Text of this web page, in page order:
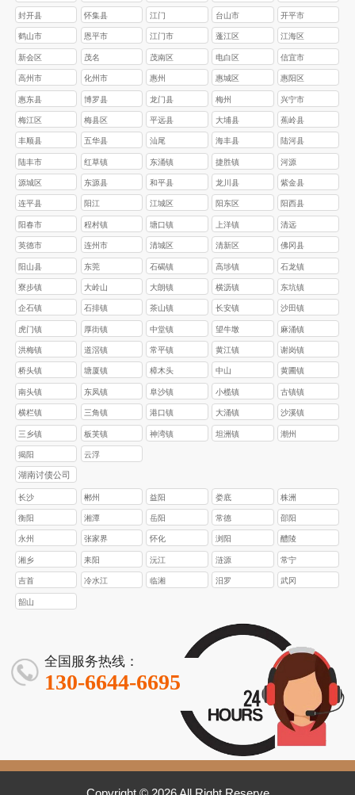
封开县 怀集县 江门 台山市 开平市
鹤山市 恩平市 江门市 蓬江区 江海区
新会区 茂名 茂南区 电白区 信宜市
高州市 化州市 惠州 惠城区 惠阳区
惠东县 博罗县 龙门县 梅州 兴宁市
梅江区 梅县区 平远县 大埔县 蕉岭县
丰顺县 五华县 汕尾 海丰县 陆河县
陆丰市 红草镇 东涌镇 捷胜镇 河源
源城区 东源县 和平县 龙川县 紫金县
连平县 阳江 江城区 阳东区 阳西县
阳春市 程村镇 塘口镇 上洋镇 清远
英德市 连州市 清城区 清新区 佛冈县
阳山县 东莞 石碣镇 高埗镇 石龙镇
寮步镇 大岭山 大朗镇 横沥镇 东坑镇
企石镇 石排镇 茶山镇 长安镇 沙田镇
虎门镇 厚街镇 中堂镇 望牛墩 麻涌镇
洪梅镇 道滘镇 常平镇 黄江镇 谢岗镇
桥头镇 塘厦镇 樟木头 中山 黄圃镇
南头镇 东凤镇 阜沙镇 小榄镇 古镇镇
横栏镇 三角镇 港口镇 大涌镇 沙溪镇
三乡镇 板芙镇 神湾镇 坦洲镇 潮州
揭阳 云浮
湖南讨债公司
长沙 郴州 益阳 娄底 株洲
衡阳 湘潭 岳阳 常德 邵阳
永州 张家界 怀化 浏阳 醴陵
湘乡 耒阳 沅江 涟源 常宁
吉首 冷水江 临湘 汨罗 武冈
韶山
全国服务热线：
130-6644-6695